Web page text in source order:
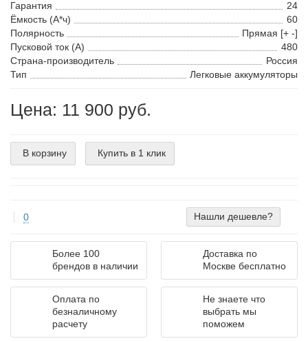
Гарантия
24
Ёмкость (А*ч)
60
Полярность
Прямая [+ -]
Пусковой ток (А)
480
Страна-производитель
Россия
Тип
Легковые аккумуляторы
Цена: 11 900 руб.
В корзину Купить в 1 клик
0 Нашли дешевле?
Более 100
брендов в наличии
Доставка по
Москве бесплатно
Оплата по
безналичному
расчету
Не знаете что
выбрать мы
поможем